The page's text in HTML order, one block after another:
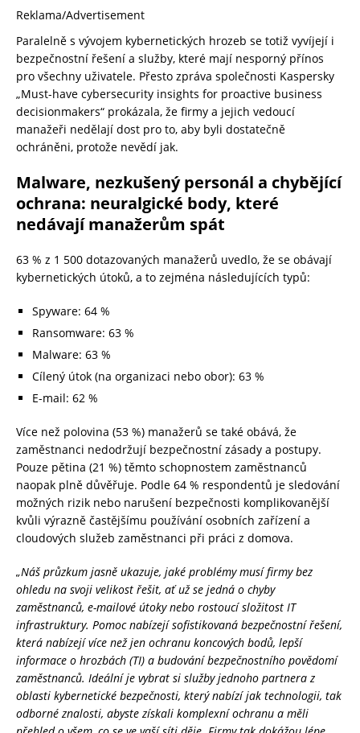
Reklama/Advertisement
Paralelně s vývojem kybernetických hrozeb se totiž vyvíjejí i
bezpečnostní řešení a služby, které mají nesporný přínos
pro všechny uživatele. Přesto zpráva společnosti Kaspersky
„Must-have cybersecurity insights for proactive business
decisionmakers“ prokázala, že firmy a jejich vedoucí
manažeři nedělají dost pro to, aby byli dostatečně
ochráněni, protože nevědí jak.
Malware, nezkušený personál a chybějící
ochrana: neuralgické body, které
nedávají manažerům spát
63 % z 1 500 dotazovaných manažerů uvedlo, že se obávají
kybernetických útoků, a to zejména následujících typů:
Spyware: 64 %
Ransomware: 63 %
Malware: 63 %
Cílený útok (na organizaci nebo obor): 63 %
E-mail: 62 %
Více než polovina (53 %) manažerů se také obává, že
zaměstnanci nedodržují bezpečnostní zásady a postupy.
Pouze pětina (21 %) těmto schopnostem zaměstnanců
naopak plně důvěřuje. Podle 64 % respondentů je sledování
možných rizik nebo narušení bezpečnosti komplikovanější
kvůli výrazně častějšímu používání osobních zařízení a
cloudových služeb zaměstnanci při práci z domova.
„Náš průzkum jasně ukazuje, jaké problémy musí firmy bez
ohledu na svoji velikost řešit, ať už se jedná o chyby
zaměstnanců, e-mailové útoky nebo rostoucí složitost IT
infrastruktury. Pomoc nabízejí sofistikovaná bezpečnostní řešení,
která nabízejí více než jen ochranu koncových bodů, lepší
informace o hrozbách (TI) a budování bezpečnostního povědomí
zaměstnanců. Ideální je vybrat si služby jednoho partnera z
oblasti kybernetické bezpečnosti, který nabízí jak technologii, tak
odborné znalosti, abyste získali komplexní ochranu a měli